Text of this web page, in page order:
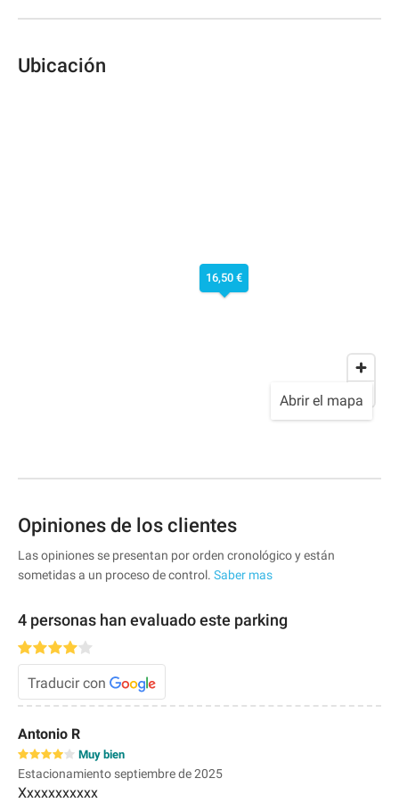
Ubicación
16,50 €
Abrir el mapa
Opiniones de los clientes
Las opiniones se presentan por orden cronológico y están
sometidas a un proceso de control. Saber mas
4 personas han evaluado este parking
Traducir con
Antonio R
Muy bien
Estacionamiento septiembre de 2025
Xxxxxxxxxxx